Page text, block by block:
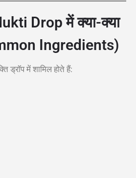
Drop में क्या-क्या
Ingredients)
ड्रॉप में शामिल होते हैं: